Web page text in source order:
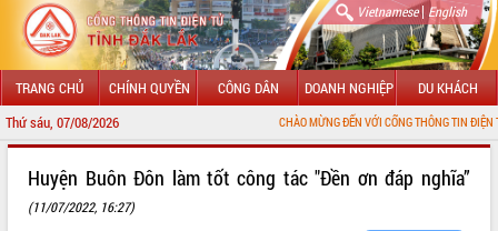
Vietnamese| English
TRANG CHỦ CHÍNH QUYỀN CÔNG DÂN DOANH NGHIỆP DU KHÁCH
Thứ sáu, 07/08/2026 CHÀO MỪNG ĐẾN VỚI CỔNG THÔNG TIN ĐIỆN TỬ TỈNH ĐẮK LẮK
LÃNH ĐẠO UBND TỈNH
Huyện Buôn Đôn làm tốt công tác "Đền ơn đáp nghĩa”
(11/07/2022, 16:27)